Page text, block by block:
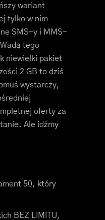
wariant
tylko w nim
SMS-y i MMS-
tego
niewielki pakiet
2 GB to dziś
wystarczy,
oferty za
Ale idźmy
50, który
BEZ LIMITU,